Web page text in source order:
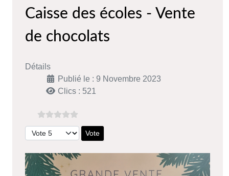
Caisse des écoles - Vente
de chocolats
Détails
Publié le : 9 Novembre 2023
Clics : 521
Veuillez voter